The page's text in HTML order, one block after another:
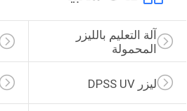
آلة التعليم بالليزر
المحمولة
ليزر DPSS UV